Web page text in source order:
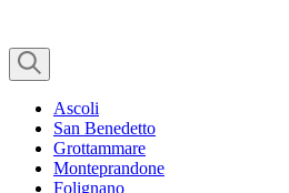
Ascoli
San Benedetto
Grottammare
Monteprandone
Folignano